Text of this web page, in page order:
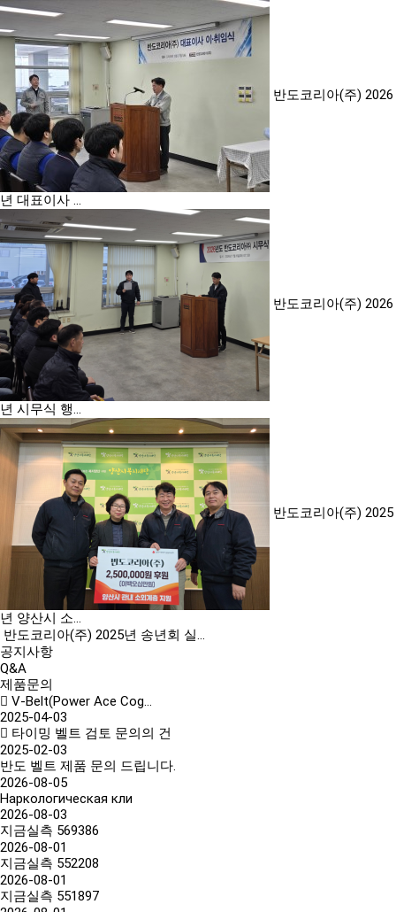
반도코리아(주) 2026
년 대표이사 …
반도코리아(주) 2026
년 시무식 행…
반도코리아(주) 2025
년 양산시 소…
반도코리아(주) 2025년 송년회 실…
공지사항
Q&A
제품문의
V-Belt(Power Ace Cog…
2025-04-03
타이밍 벨트 검토 문의의 건
2025-02-03
반도 벨트 제품 문의 드립니다.
2026-08-05
Наркологическая кли
2026-08-03
지금실측 569386
2026-08-01
지금실측 552208
2026-08-01
지금실측 551897